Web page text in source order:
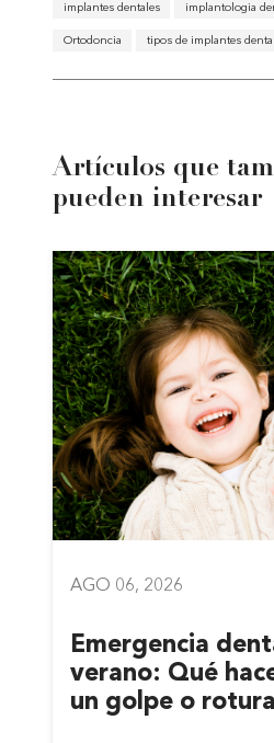
implantes dentales implantologia
Ortodoncia tipos de implantes
Artículos que
pueden interesar
AGO 06, 2026
Emergencia
verano: Qué
un golpe o